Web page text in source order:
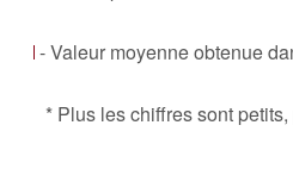
- Valeur moyenne obtenue
* Plus les chiffres sont